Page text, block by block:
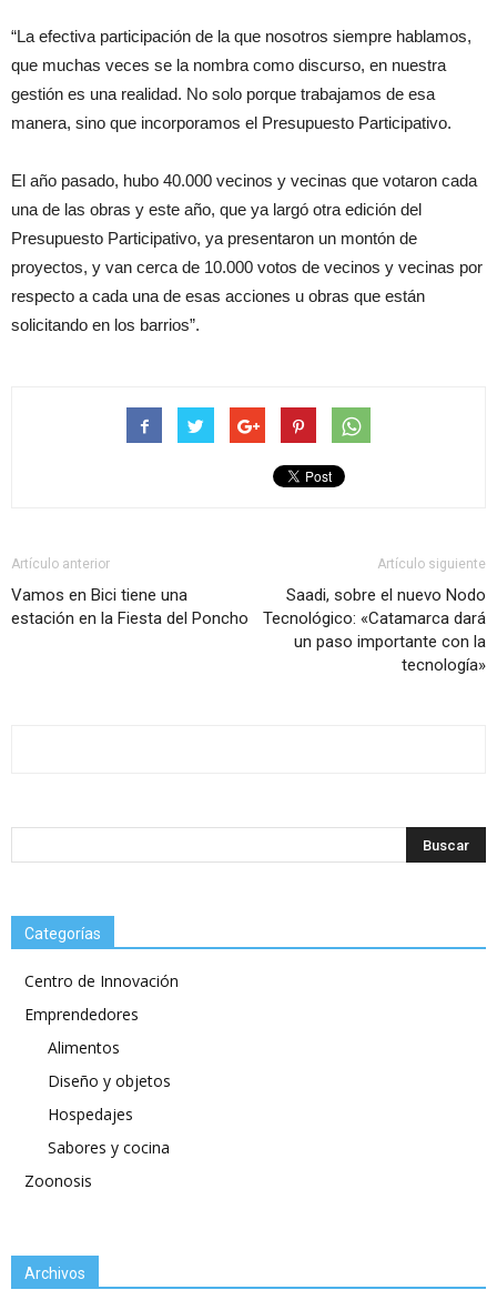
“La efectiva participación de la que nosotros siempre hablamos,
que muchas veces se la nombra como discurso, en nuestra
gestión es una realidad. No solo porque trabajamos de esa
manera, sino que incorporamos el Presupuesto Participativo.
El año pasado, hubo 40.000 vecinos y vecinas que votaron cada
una de las obras y este año, que ya largó otra edición del
Presupuesto Participativo, ya presentaron un montón de
proyectos, y van cerca de 10.000 votos de vecinos y vecinas por
respecto a cada una de esas acciones u obras que están
solicitando en los barrios”.
Artículo anterior
Vamos en Bici tiene una
estación en la Fiesta del Poncho
Artículo siguiente
Saadi, sobre el nuevo Nodo
Tecnológico: «Catamarca dará
un paso importante con la
tecnología»
Categorías
Centro de Innovación
Emprendedores
Alimentos
Diseño y objetos
Hospedajes
Sabores y cocina
Zoonosis
Archivos